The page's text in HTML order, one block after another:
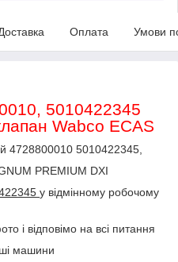
Оплата Умови
5010422345
Wabco ECAS
4728800010 5010422345,
PREMIUM DXI
у відмінному робочому
і відповімо на всі питання
машини